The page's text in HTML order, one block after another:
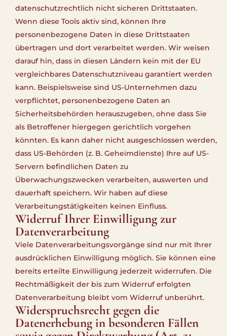
datenschutzrechtlich nicht sicheren Drittstaaten.
Wenn diese Tools aktiv sind, können Ihre
personenbezogene Daten in diese Drittstaaten
übertragen und dort verarbeitet werden. Wir weisen
darauf hin, dass in diesen Ländern kein mit der EU
vergleichbares Datenschutzniveau garantiert werden
kann. Beispielsweise sind US-Unternehmen dazu
verpflichtet, personenbezogene Daten an
Sicherheitsbehörden herauszugeben, ohne dass Sie
als Betroffener hiergegen gerichtlich vorgehen
könnten. Es kann daher nicht ausgeschlossen werden,
dass US-Behörden (z. B. Geheimdienste) Ihre auf US-
Servern befindlichen Daten zu
Überwachungszwecken verarbeiten, auswerten und
dauerhaft speichern. Wir haben auf diese
Verarbeitungstätigkeiten keinen Einfluss.
Widerruf Ihrer Einwilligung zur
Datenverarbeitung
Viele Datenverarbeitungsvorgänge sind nur mit Ihrer
ausdrücklichen Einwilligung möglich. Sie können eine
bereits erteilte Einwilligung jederzeit widerrufen. Die
Rechtmäßigkeit der bis zum Widerruf erfolgten
Datenverarbeitung bleibt vom Widerruf unberührt.
Widerspruchsrecht gegen die
Datenerhebung in besonderen Fällen